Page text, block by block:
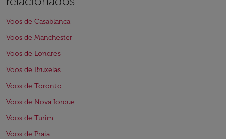
Voos de Casablanca
Voos de Manchester
Voos de Londres
Voos de Bruxelas
Voos de Toronto
Voos de Nova Iorque
Voos de Turim
Voos de Praia